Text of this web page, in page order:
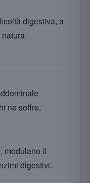
digestiva, a
ne soffre.
modulano il
digestivi.